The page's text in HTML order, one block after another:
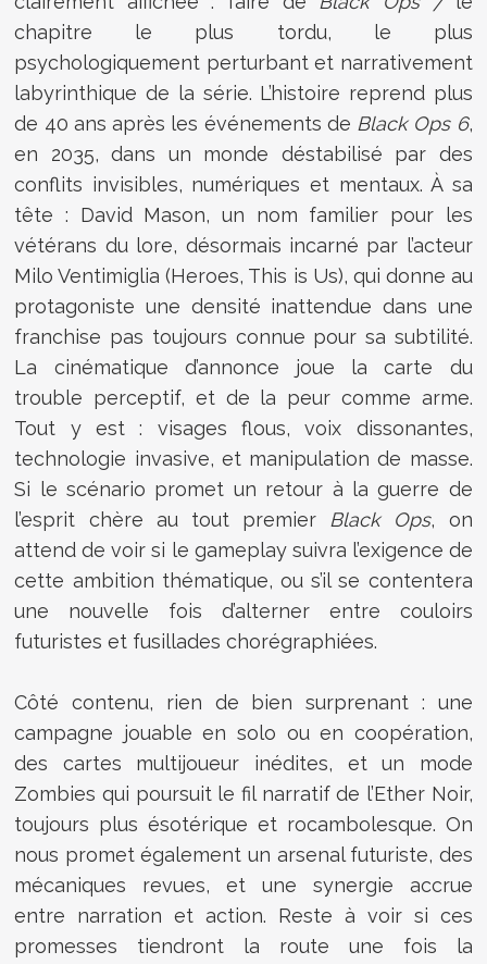
chapitre le plus tordu, le plus
psychologiquement perturbant et narrativement
labyrinthique de la série. L’histoire reprend plus
de 40 ans après les événements de Black Ops 6,
en 2035, dans un monde déstabilisé par des
conflits invisibles, numériques et mentaux. À sa
tête : David Mason, un nom familier pour les
vétérans du lore, désormais incarné par l’acteur
Milo Ventimiglia (Heroes, This is Us), qui donne au
protagoniste une densité inattendue dans une
franchise pas toujours connue pour sa subtilité.
La cinématique d’annonce joue la carte du
trouble perceptif, et de la peur comme arme.
Tout y est : visages flous, voix dissonantes,
technologie invasive, et manipulation de masse.
Si le scénario promet un retour à la guerre de
l’esprit chère au tout premier Black Ops, on
attend de voir si le gameplay suivra l’exigence de
cette ambition thématique, ou s’il se contentera
une nouvelle fois d’alterner entre couloirs
futuristes et fusillades chorégraphiées.
Côté contenu, rien de bien surprenant : une
campagne jouable en solo ou en coopération,
des cartes multijoueur inédites, et un mode
Zombies qui poursuit le fil narratif de l’Ether Noir,
toujours plus ésotérique et rocambolesque. On
nous promet également un arsenal futuriste, des
mécaniques revues, et une synergie accrue
entre narration et action. Reste à voir si ces
promesses tiendront la route une fois la